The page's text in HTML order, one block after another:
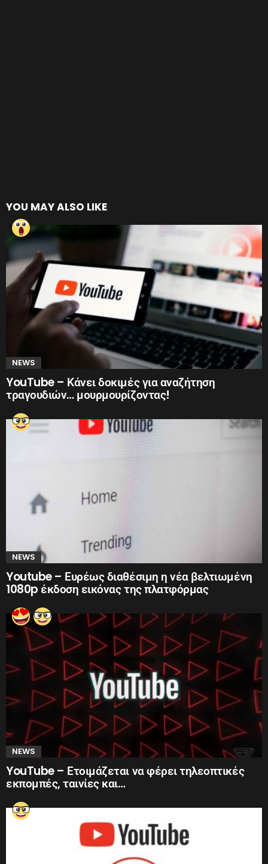
YOU MAY ALSO LIKE
NEWS
YouTube – Κάνει δοκιμές για αναζήτηση
τραγουδιών… μουρμουρίζοντας!
NEWS
Youtube – Ευρέως διαθέσιμη η νέα βελτιωμένη
1080p έκδοση εικόνας της πλατφόρμας
NEWS
YouTube – Ετοιμάζεται να φέρει τηλεοπτικές
εκπομπές, ταινίες και…